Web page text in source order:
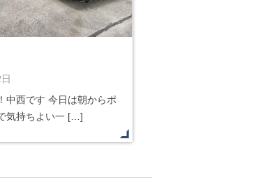
中西です 今日は朝からポ
気持ちよい一 […]